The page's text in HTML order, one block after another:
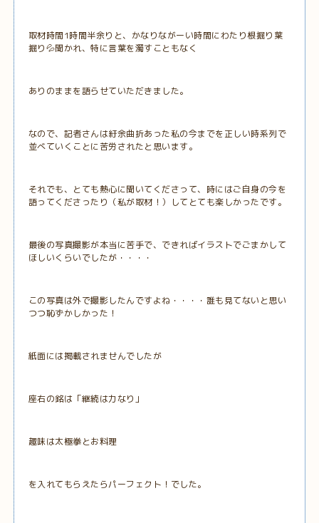
取材時間1時間半余りと、かなりながーい時間にわたり根掘り葉
掘り💦聞かれ、特に言葉を濁すこともなく
ありのままを語らせていただきました。
なので、記者さんは紆余曲折あった私の今までを正しい時系列で
並べていくことに苦労されたと思います。
それでも、とても熱心に聞いてくださって、時にはご自身の今を
語ってくださったり（私が取材！）してとても楽しかったです。
最後の写真撮影が本当に苦手で、できればイラストでごまかして
ほしいくらいでしたが・・・・
この写真は外で撮影したんですよね・・・・誰も見てないと思い
つつ恥ずかしかった！
紙面には掲載されませんでしたが
座右の銘は「継続は力なり」
趣味は太極拳とお料理
を入れてもらえたらパーフェクト！でした。